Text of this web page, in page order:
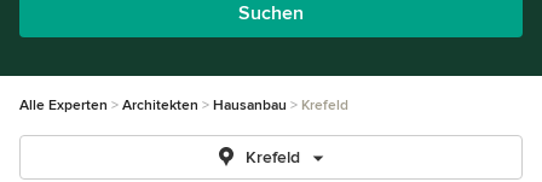
Suchen
Alle Experten Architekten Hausanbau Krefeld
Krefeld